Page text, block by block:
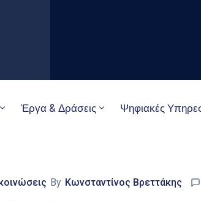
Έργα & Δράσεις Ψηφιακές
By Κωνσταντίνος Βρεττάκης